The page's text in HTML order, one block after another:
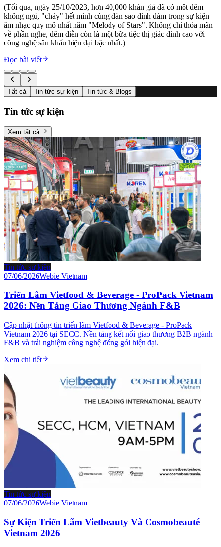
(Tối qua, ngày 25/10/2023, hơn 40,000 khán giả đã có một đêm
không ngủ, "cháy" hết mình cùng dàn sao đình đám trong sự kiện
âm nhạc quy mô nhất năm "Melody of Stars". Không chỉ thỏa mãn
về phần nghe, đêm diễn còn là một bữa tiệc thị giác đỉnh cao với
công nghệ sân khấu hiện đại bậc nhất.)
Đọc bài viết
Tất cả Tin tức sự kiện Tin tức & Blogs
Tin tức sự kiện
Xem tất cả
Tin tức sự kiện
07/06/2026Webie Vietnam
Triển Lãm Vietfood & Beverage - ProPack Vietnam
2026: Nền Tảng Giao Thương Ngành F&B
Cập nhật thông tin triển lãm Vietfood & Beverage - ProPack
Vietnam 2026 tại SECC. Nền tảng kết nối giao thương B2B ngành
F&B và trải nghiệm công nghệ đóng gói hiện đại.
Xem chi tiết
Tin tức sự kiện
07/06/2026Webie Vietnam
Sự Kiện Triển Lãm Vietbeauty Và Cosmobeauté
Vietnam 2026